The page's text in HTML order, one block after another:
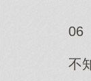
06
不